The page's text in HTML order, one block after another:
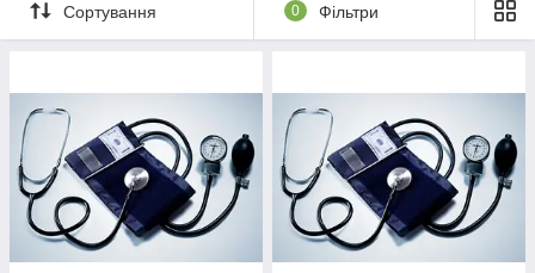
Сортування 0 Фільтри